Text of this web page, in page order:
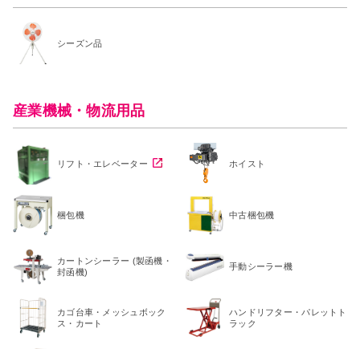
シーズン品
産業機械・物流用品
リフト・エレベーター ホイスト
梱包機 中古梱包機
カートンシーラー (製函機・
封函機)
手動シーラー機
カゴ台車・メッシュボック
ス・カート
ハンドリフター・パレットト
ラック